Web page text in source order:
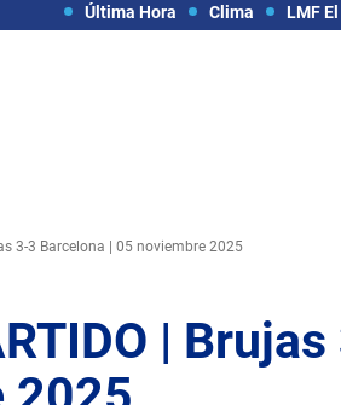
Última Hora Clima LMF
3-3 Barcelona | 05 noviembre 2025
|